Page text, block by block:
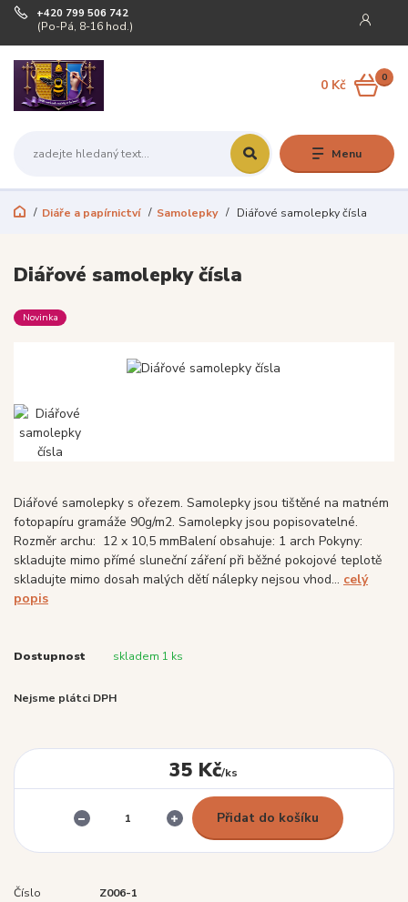
Menu
+420 799 506 742
(Po-Pá, 8-16 hod.)
0
0 Kč
Diáře a papírnictví Samolepky Diářové samolepky čísla
Diářové samolepky čísla
Novinka
Diářové samolepky s ořezem. Samolepky jsou tištěné na matném
fotopapíru gramáže 90g/m2. Samolepky jsou popisovatelné.
Rozměr archu: 12 x 10,5 mmBalení obsahuje: 1 arch Pokyny:
skladujte mimo přímé sluneční záření při běžné pokojové teplotě
skladujte mimo dosah malých dětí nálepky nejsou vhod... celý
popis
Dostupnost skladem 1 ks
Nejsme plátci DPH
35 Kč/ks
Přidat do košíku
Číslo
Z006-1